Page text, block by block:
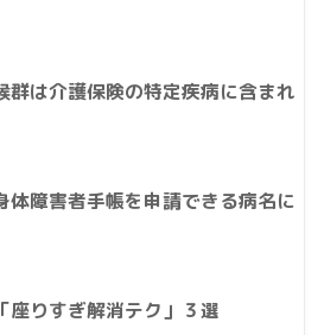
群は介護保険の特定疾病に含まれ
体障害者手帳を申請できる病名に
座りすぎ解消テク」３選